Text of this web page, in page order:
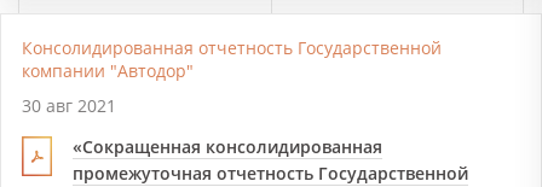
Консолидированная отчетность Государственной
компании "Автодор"
30 авг 2021
«Сокращенная консолидированная
промежуточная отчетность Государственной